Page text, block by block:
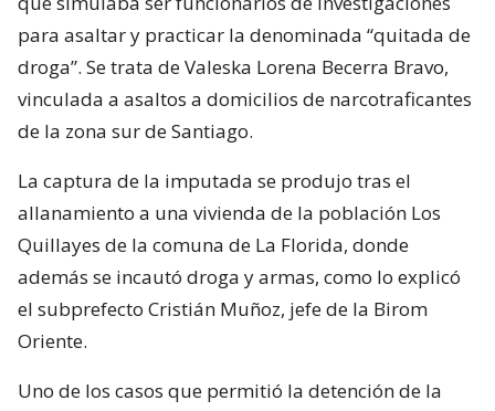
para asaltar y practicar la denominada “quitada de
droga”. Se trata de Valeska Lorena Becerra Bravo,
vinculada a asaltos a domicilios de narcotraficantes
de la zona sur de Santiago.
La captura de la imputada se produjo tras el
allanamiento a una vivienda de la población Los
Quillayes de la comuna de La Florida, donde
además se incautó droga y armas, como lo explicó
el subprefecto Cristián Muñoz, jefe de la Birom
Oriente.
Uno de los casos que permitió la detención de la